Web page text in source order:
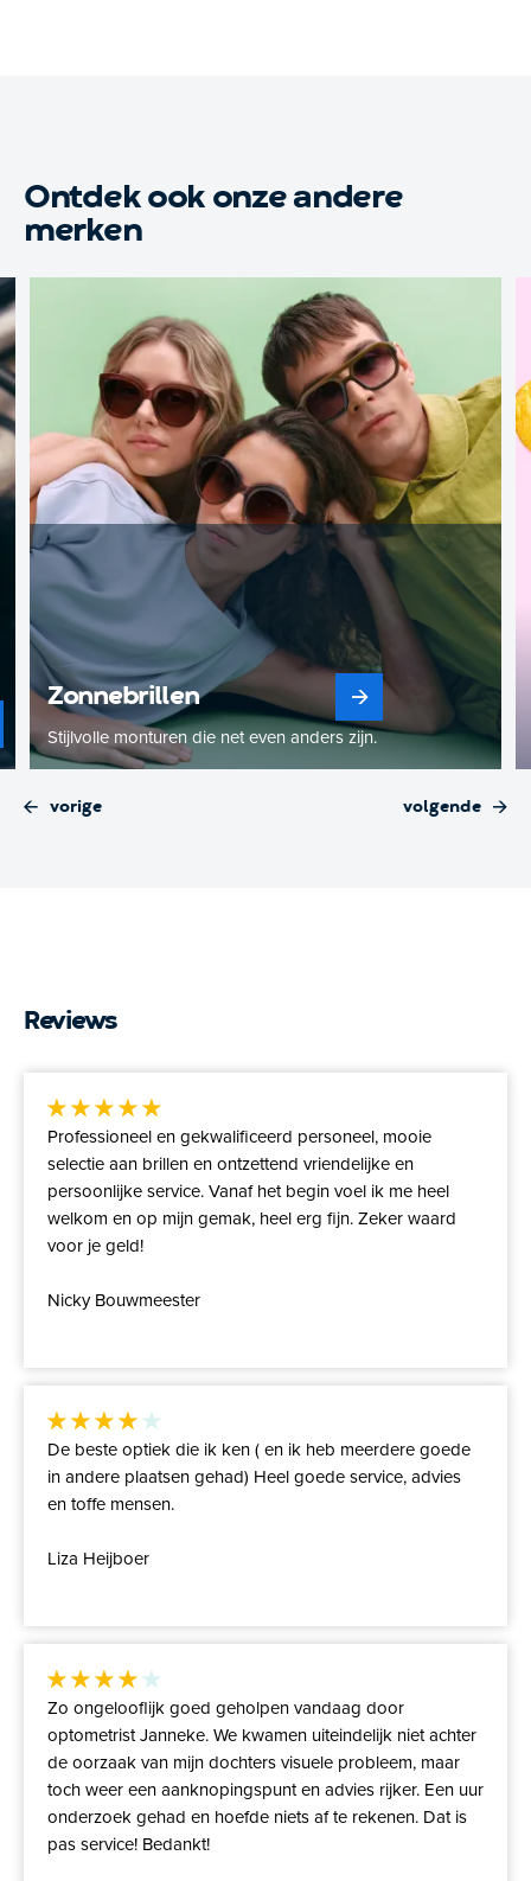
Ontdek ook onze andere
merken
vorige volgende
Zonnebrillen
Stijlvolle monturen die net even anders zijn.
Reviews
Professioneel en gekwalificeerd personeel, mooie
selectie aan brillen en ontzettend vriendelijke en
persoonlijke service. Vanaf het begin voel ik me heel
welkom en op mijn gemak, heel erg fijn. Zeker waard
voor je geld!
Nicky Bouwmeester
De beste optiek die ik ken ( en ik heb meerdere goede
in andere plaatsen gehad) Heel goede service, advies
en toffe mensen.
Liza Heijboer
Zo ongelooflijk goed geholpen vandaag door
optometrist Janneke. We kwamen uiteindelijk niet achter
de oorzaak van mijn dochters visuele probleem, maar
toch weer een aanknopingspunt en advies rijker. Een uur
onderzoek gehad en hoefde niets af te rekenen. Dat is
pas service! Bedankt!